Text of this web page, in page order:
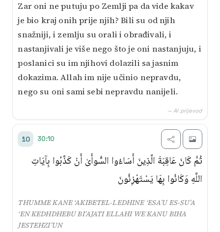
Zar oni ne putuju po Zemlji pa da vide kakav
je bio kraj onih prije njih? Bili su od njih
snažniji, i zemlju su orali i obrađivali, i
nastanjivali je više nego što je oni nastanjuju, i
poslanici su im njihovi dolazili sa jasnim
dokazima. Allah im nije učinio nepravdu,
nego su oni sami sebi nepravdu nanijeli.
— AI prijevod
10 30:10
ثُمَّ كَانَ عَاقِبَةَ الَّذِينَ أَسَاءُوا السُّوأَىٰ أَنْ كَذَّبُوا بِآيَاتِ
اللَّهِ وَكَانُوا بِهَا يَسْتَهْزِئُونَ
THUMME KANE ‘AKIBETEL-LEDHINE ‘ESA’U ES-SU’A
‘EN KEDHDHEBU BI’AJATI ELLAHI WE KANU BIHA
JESTEHZI’UN